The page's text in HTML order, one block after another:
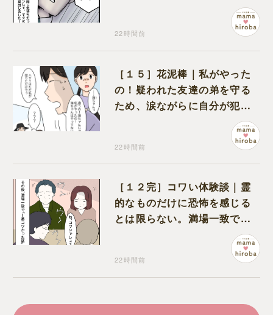
22時間前
［１５］花泥棒｜私がやった
の！疑われた友達の弟を守る
ため、涙ながらに自分が犯人
22時間前
［１２完］コワい体験談｜霊
的なものだけに恐怖を感じる
とは限らない。満場一致でコ
ワいと認定された意外な体験
22時間前